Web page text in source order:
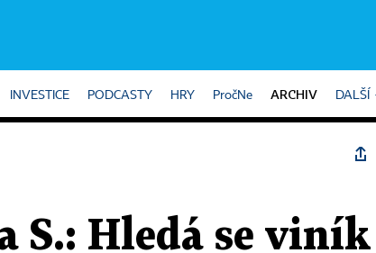
INVESTICE PODCASTY HRY PročNe ARCHIV DALŠÍ
S.: Hledá se viník